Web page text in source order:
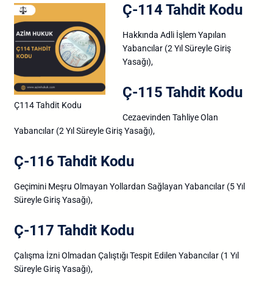
Ç114 Tahdit Kodu
Ç-114 Tahdit Kodu
Hakkında Adli İşlem Yapılan
Yabancılar (2 Yıl Süreyle Giriş
Yasağı),
Ç-115 Tahdit Kodu
Cezaevinden Tahliye Olan
Yabancılar (2 Yıl Süreyle Giriş Yasağı),
Ç-116 Tahdit Kodu
Geçimini Meşru Olmayan Yollardan Sağlayan Yabancılar (5 Yıl
Süreyle Giriş Yasağı),
Ç-117 Tahdit Kodu
Çalışma İzni Olmadan Çalıştığı Tespit Edilen Yabancılar (1 Yıl
Süreyle Giriş Yasağı),